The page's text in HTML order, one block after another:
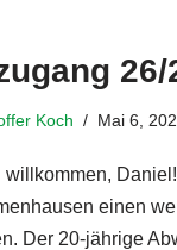
26/
Koch Mai 6,
willkommen,
einen
Der 20-jährige